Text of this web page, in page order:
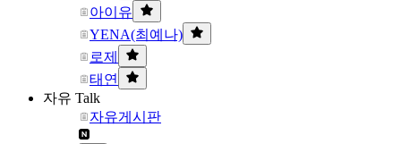
아이유
YENA(최예나)
로제
태연
자유 Talk
자유게시판